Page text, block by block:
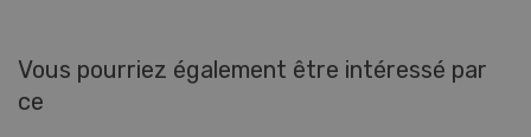
Vous pourriez également être intéressé par
ce